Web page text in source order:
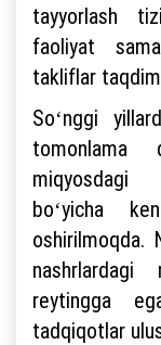
tayyorlash
faoliyat
takliflar
Soʻnggi
tomonlama
miqyosdagi
boʻyicha
oshirilmoqda.
reytingga
tadqiqotlar